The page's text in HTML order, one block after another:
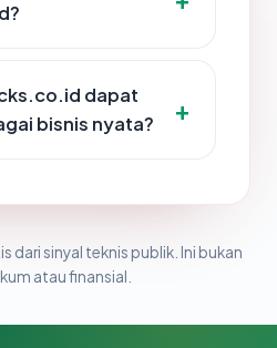
dapat
bisnis nyata?
dari sinyal teknis publik. Ini bukan
atau finansial.